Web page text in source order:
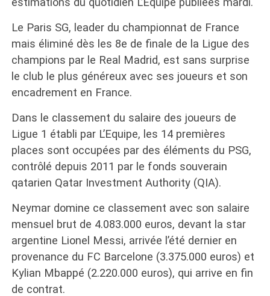
Le Paris SG, leader du championnat de France
mais éliminé dès les 8e de finale de la Ligue des
champions par le Real Madrid, est sans surprise
le club le plus généreux avec ses joueurs et son
encadrement en France.
Dans le classement du salaire des joueurs de
Ligue 1 établi par L’Equipe, les 14 premières
places sont occupées par des éléments du PSG,
contrôlé depuis 2011 par le fonds souverain
qatarien Qatar Investment Authority (QIA).
Neymar domine ce classement avec son salaire
mensuel brut de 4.083.000 euros, devant la star
argentine Lionel Messi, arrivée l’été dernier en
provenance du FC Barcelone (3.375.000 euros) et
Kylian Mbappé (2.220.000 euros), qui arrive en fin
de contrat.